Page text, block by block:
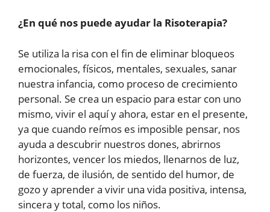
¿En qué nos puede ayudar la Risoterapia?
Se utiliza la risa con el fin de eliminar bloqueos
emocionales, físicos, mentales, sexuales, sanar
nuestra infancia, como proceso de crecimiento
personal. Se crea un espacio para estar con uno
mismo, vivir el aquí y ahora, estar en el presente,
ya que cuando reímos es imposible pensar, nos
ayuda a descubrir nuestros dones, abrirnos
horizontes, vencer los miedos, llenarnos de luz,
de fuerza, de ilusión, de sentido del humor, de
gozo y aprender a vivir una vida positiva, intensa,
sincera y total, como los niños.